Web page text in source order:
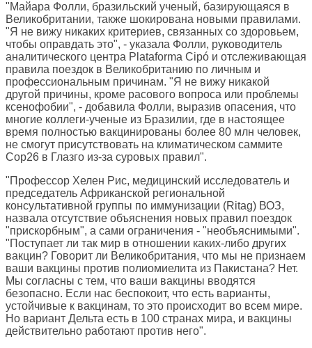
"Майара Фолли, бразильский ученый, базирующаяся в
Великобритании, также шокирована новыми правилами.
"Я не вижу никаких критериев, связанных со здоровьем,
чтобы оправдать это", - указала Фолли, руководитель
аналитического центра Plataforma Cipó и отслеживающая
правила поездок в Великобританию по личным и
профессиональным причинам. "Я не вижу никакой
другой причины, кроме расового вопроса или проблемы
ксенофобии", - добавила Фолли, выразив опасения, что
многие коллеги-ученые из Бразилии, где в настоящее
время полностью вакцинированы более 80 млн человек,
не смогут присутствовать на климатическом саммите
Cop26 в Глазго из-за суровых правил".
"Профессор Хелен Рис, медицинский исследователь и
председатель Африканской региональной
консультативной группы по иммунизации (Ritag) ВОЗ,
назвала отсутствие объяснения новых правил поездок
"прискорбным", а сами ограничения - "необъяснимыми".
"Поступает ли так мир в отношении каких-либо других
вакцин? Говорит ли Великобритания, что мы не признаем
ваши вакцины против полиомиелита из Пакистана? Нет.
Мы согласны с тем, что ваши вакцины вводятся
безопасно. Если нас беспокоит, что есть варианты,
устойчивые к вакцинам, то это происходит во всем мире.
Но вариант Дельта есть в 100 странах мира, и вакцины
действительно работают против него".